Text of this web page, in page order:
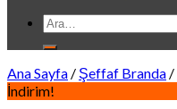
Ara:
Ana Sayfa / Şeffaf Branda /
İndirim!